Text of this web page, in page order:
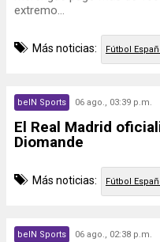
extremo...
Más noticias: Fútbol
beIN Sports 06 ago., 03:39 p.m.
El Real Madrid
Diomande
Más noticias: Fútbol
beIN Sports 06 ago., 02:38 p.m.